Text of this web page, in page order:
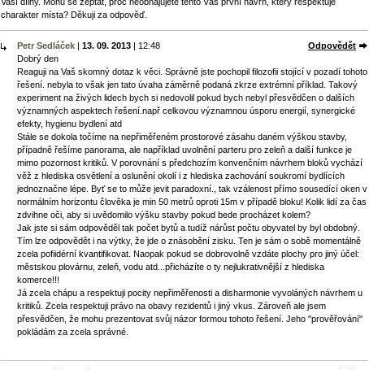
charakter místa? Děkuji za odpověď.
Petr Sedláček | 13. 09. 2013 | 12:48
Odpovědět
Dobrý den
Reaguji na Vaš skomný dotaz k věci. Správně jste pochopil filozofii stojící v pozadí tohoto
řešení. nebyla to však jen tato úvaha záměrně podaná zkrze extrémní příklad. Takový
experiment na živých lidech bych si nedovolil pokud bych nebyl přesvědčen o dalších
významných aspektech řešení.např celkovou významnou úsporu energií, synergické
efekty, hygienu bydlení atd
Stále se dokola točíme na nepřiměřeném prostorové zásahu daném výškou stavby,
případně řešíme panorama, ale například uvolnění parteru pro zeleň a další funkce je
mimo pozornost kritiků. V porovnání s předchozím konvenčním návrhem bloků vychází
věž z hlediska osvětlení a oslunění okolí i z hlediska zachování soukromí bydlících
jednoznačne lépe. Byť se to může jevit paradoxní., tak vzálenost přímo sousedící oken v
normálním horizontu člověka je min 50 metrů oproti 15m v případě bloku! Kolik lidí za čas
zdvihne oči, aby si uvědomilo výšku stavby pokud bede procházet kolem?
Jak jste si sám odpověděl tak počet bytů a tudíž nárůst počtu obyvatel by byl obdobný.
Tím lze odpovědět i na výtky, že jde o znásobění zisku. Ten je sám o sobě momentálně
zcela pofiidérní kvantifikovat. Naopak pokud se dobrovolně vzdáte plochy pro jiný účel:
městskou plovárnu, zeleň, vodu atd...přicházíte o ty nejlukrativnější z hlediska
komerce!!!
Já zcela chápu a respektuji pocity nepřiměřenosti a disharmonie vyvoláných návrhem u
kritiků. Zcela respektuji právo na obavy rezidentů i jiný vkus. Zároveň ale jsem
přesvědčen, že mohu prezentovat svůj názor formou tohoto řešení. Jeho "prověřování"
pokládám za zcela správné.